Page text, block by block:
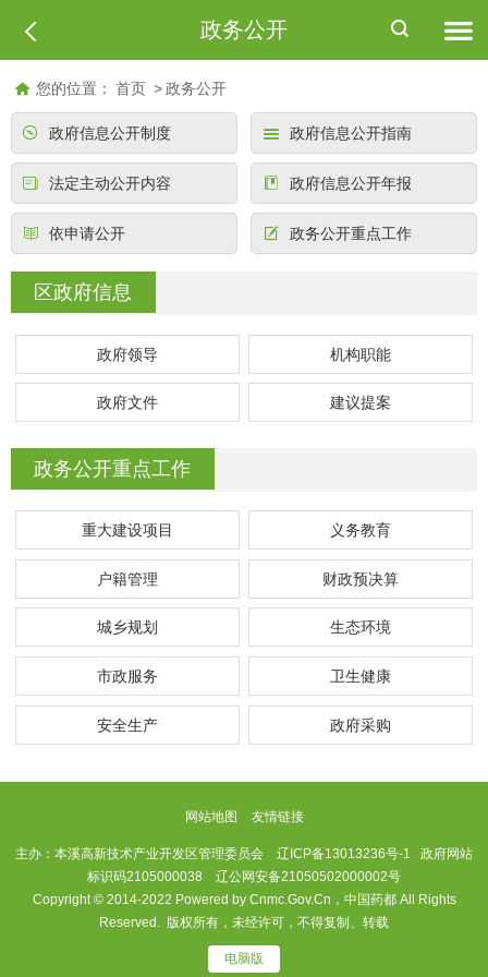
政务公开
您的位置： 首页 > 政务公开
政府信息公开制度 政府信息公开指南
法定主动公开内容 政府信息公开年报
依申请公开 政务公开重点工作
区政府信息
政府领导 机构职能
政府文件 建议提案
政务公开重点工作
重大建设项目 义务教育
户籍管理 财政预决算
城乡规划 生态环境
市政服务 卫生健康
安全生产 政府采购
网站地图 友情链接
主办：本溪高新技术产业开发区管理委员会 辽ICP备13013236号-1 政府网站
标识码2105000038 辽公网安备21050502000002号
Copyright © 2014-2022 Powered by Cnmc.Gov.Cn，中国药都 All Rights
Reserved. 版权所有，未经许可，不得复制、转载
电脑版